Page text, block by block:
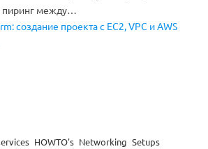
пиринг между…
создание проекта с EC2, VPC и AWS
HOWTO's Networking Setups